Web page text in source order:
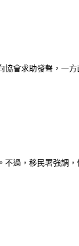
會求助發聲，一
不過，移民署強調